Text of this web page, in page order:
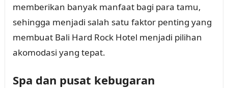
memberikan banyak manfaat bagi para tamu,
sehingga menjadi salah satu faktor penting yang
membuat Bali Hard Rock Hotel menjadi pilihan
akomodasi yang tepat.
Spa dan pusat kebugaran